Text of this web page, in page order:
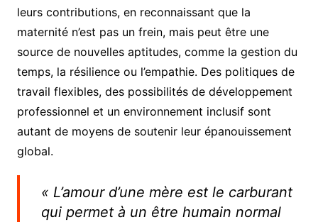
leurs contributions, en reconnaissant que la
maternité n’est pas un frein, mais peut être une
source de nouvelles aptitudes, comme la gestion du
temps, la résilience ou l’empathie. Des politiques de
travail flexibles, des possibilités de développement
professionnel et un environnement inclusif sont
autant de moyens de soutenir leur épanouissement
global.
« L’amour d’une mère est le carburant
qui permet à un être humain normal